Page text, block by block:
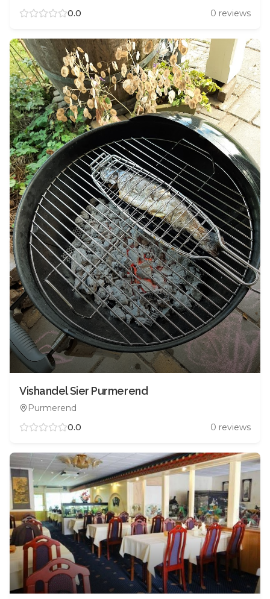
0.0 0 reviews
Vishandel Sier Purmerend
Purmerend
0.0
0 reviews